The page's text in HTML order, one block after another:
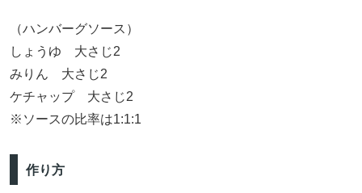
（ハンバーグソース）
しょうゆ 大さじ2
みりん 大さじ2
ケチャップ 大さじ2
※ソースの比率は1:1:1
作り方